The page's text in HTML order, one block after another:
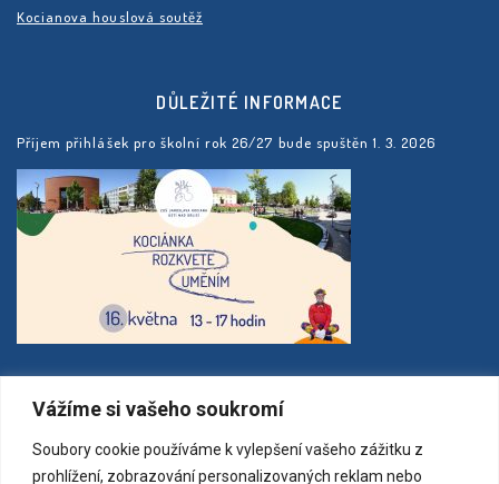
Vážíme si vašeho soukromí
Soubory cookie používáme k vylepšení vašeho zážitku z
prohlížení, zobrazování personalizovaných reklam nebo
Kocianova houslová soutěž
DŮLEŽITÉ INFORMACE
Příjem přihlášek pro školní rok 26/27 bude spuštěn 1. 3. 2026